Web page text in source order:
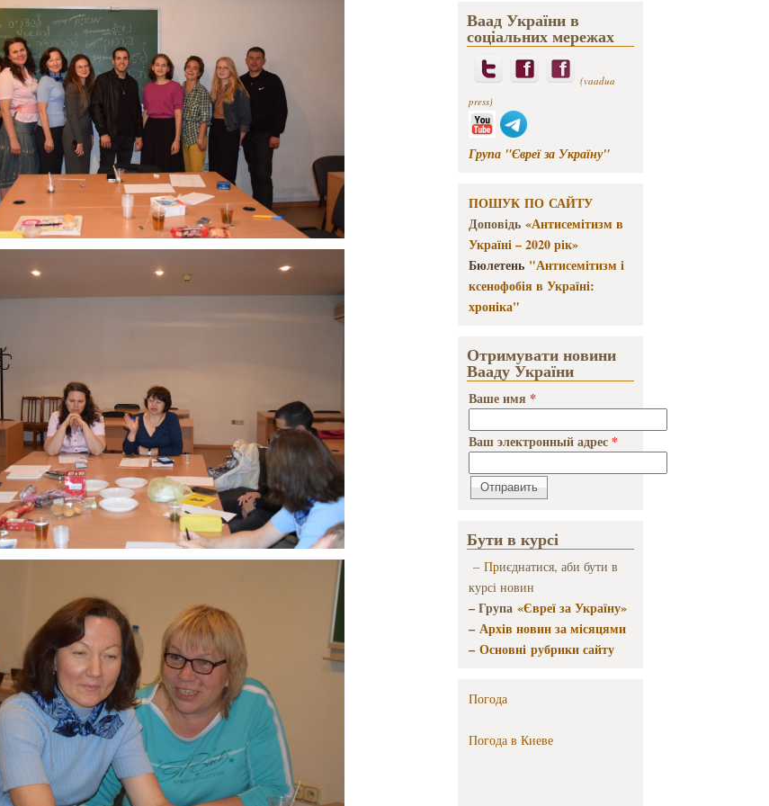
Ваад України в
соціальних мережах
(vaadua
press)
Група "Євреї за Україну"
ПОШУК ПО САЙТУ
Доповідь «Антисемітизм в
Україні – 2020 рік»
Бюлетень "Антисемітизм і
ксенофобія в Україні:
хроніка"
Отримувати новини
Вааду України
Ваше имя *
Ваш электронный адрес *
Бути в курсі
– Приєднатися, аби бути в
курсі новин
– Група «Євреї за Україну»
–Архів новин за місяцями
–Основні рубрики сайту
Погода
Погода в Киеве